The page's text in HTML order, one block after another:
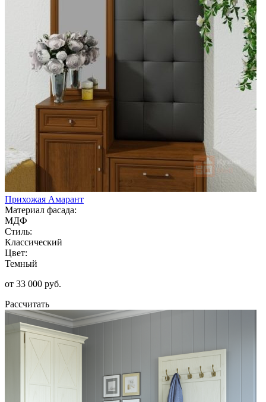
Прихожая Амарант
Материал фасада:
МДФ
Стиль:
Классический
Цвет:
Темный
от 33 000 руб.
Рассчитать